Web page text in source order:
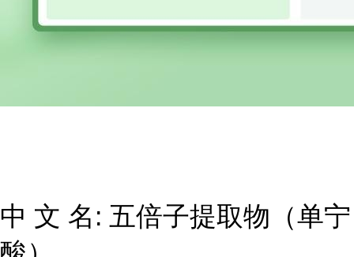
中 文 名: 五倍子提取物（单宁